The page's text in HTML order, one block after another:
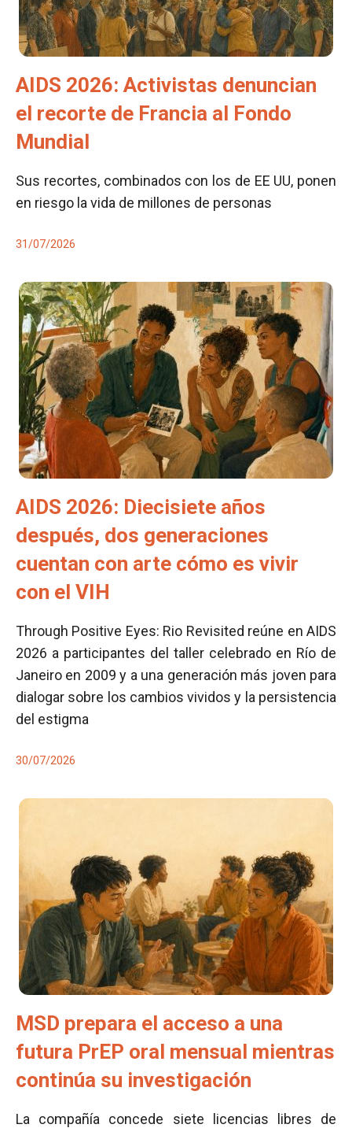
AIDS 2026: Activistas denuncian
el recorte de Francia al Fondo
Mundial
Sus recortes, combinados con los de EE UU, ponen
en riesgo la vida de millones de personas
31/07/2026
AIDS 2026: Diecisiete años
después, dos generaciones
cuentan con arte cómo es vivir
con el VIH
Through Positive Eyes: Rio Revisited reúne en AIDS
2026 a participantes del taller celebrado en Río de
Janeiro en 2009 y a una generación más joven para
dialogar sobre los cambios vividos y la persistencia
del estigma
30/07/2026
MSD prepara el acceso a una
futura PrEP oral mensual mientras
continúa su investigación
La compañía concede siete licencias libres de